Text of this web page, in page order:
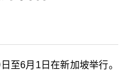
至6月1日在新加坡举行。